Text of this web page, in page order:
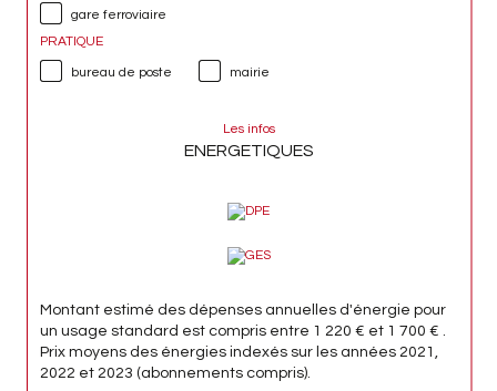
gare ferroviaire
PRATIQUE
bureau de poste mairie
Les infos
ENERGETIQUES
Montant estimé des dépenses annuelles d'énergie pour
un usage standard est compris entre 1 220 € et 1 700 € .
Prix moyens des énergies indexés sur les années 2021,
2022 et 2023 (abonnements compris).